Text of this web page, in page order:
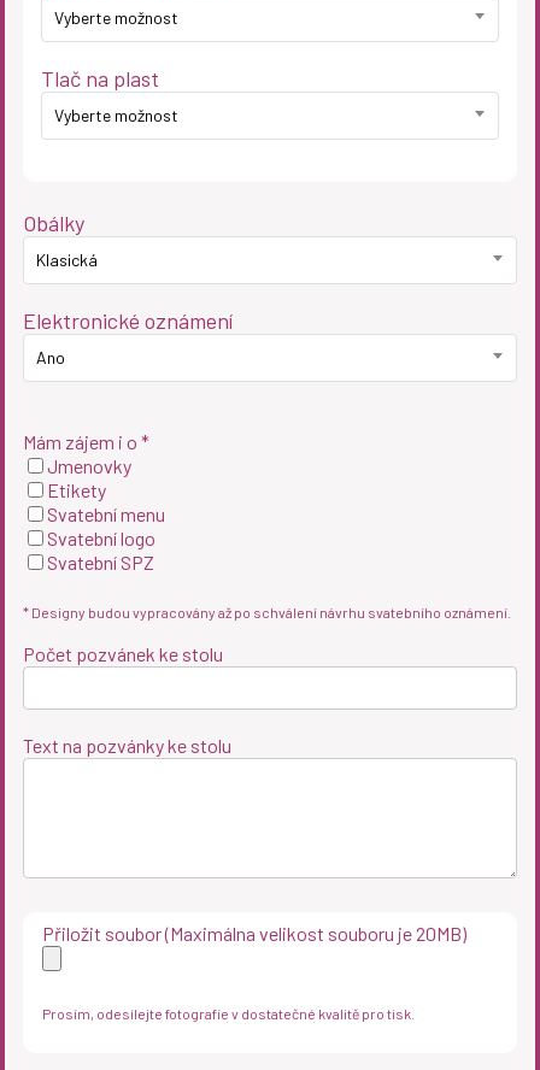
Vyberte možnost
Tlač na plast
Vyberte možnost
Obálky
Klasická
Elektronické oznámení
Ano
Mám zájem i o *
Jmenovky
Etikety
Svatební menu
Svatební logo
Svatební SPZ
* Designy budou vypracovány až po schválení návrhu svatebního oznámení.
Počet pozvánek ke stolu
Text na pozvánky ke stolu
Přiložit soubor (Maximálna velikost souboru je 20MB)
Prosím, odesílejte fotografie v dostatečné kvalitě pro tisk.